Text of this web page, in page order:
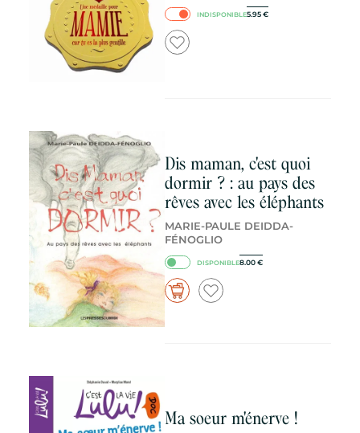
INDISPONIBLE5.95 €
Dis maman, c'est quoi
dormir ? : au pays des
rêves avec les éléphants
MARIE-PAULE DEIDDA-
FÉNOGLIO
DISPONIBLE8.00 €
Ma soeur m'énerve !